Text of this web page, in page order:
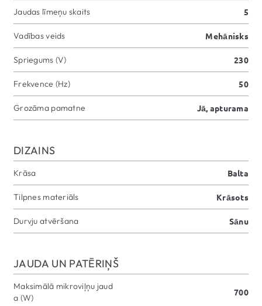
Jaudas līmeņu skaits 5
Vadības veids Mehānisks
Spriegums (V) 230
Frekvence (Hz) 50
Grozāma pamatne Jā, apturama
DIZAINS
Krāsa Balta
Tilpnes materiāls Krāsots
Durvju atvēršana Sānu
JAUDA UN PATĒRIŅŠ
Maksimālā mikroviļņu jaud
a (W)
700